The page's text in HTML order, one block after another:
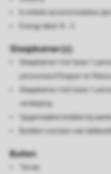
In enkele accommodaties
Energy label: A - C
Slaapkamer(s)
Slaapkamer met twee 1-
persoonssofttopper en
Slaapkamer met twee 1-
verdieping
Opgemaakte bedden bij
Bedden voorzien van
Buiten
Terras